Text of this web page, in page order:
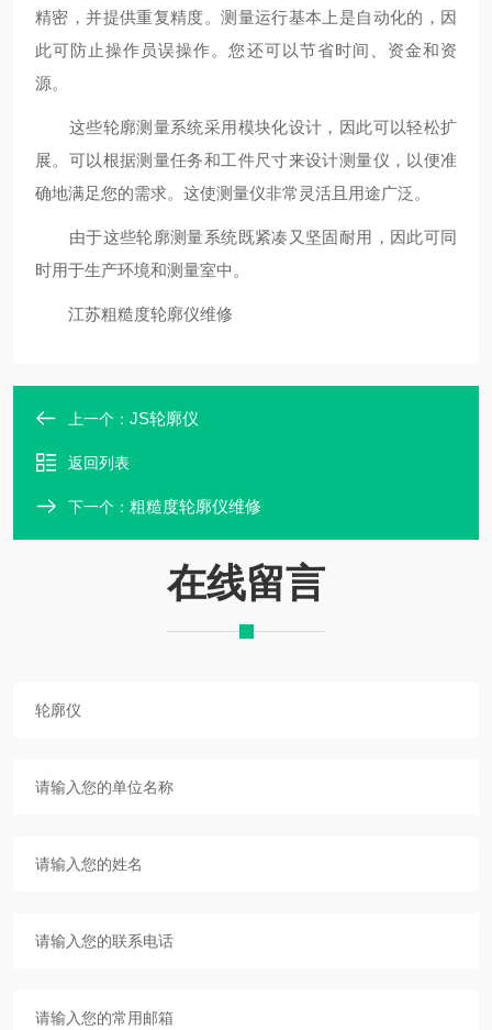
精密，并提供重复精度。测量运行基本上是自动化的，因
此可防止操作员误操作。您还可以节省时间、资金和资
源。
这些轮廓测量系统采用模块化设计，因此可以轻松扩
展。可以根据测量任务和工件尺寸来设计测量仪，以便准
确地满足您的需求。这使测量仪非常灵活且用途广泛。
由于这些轮廓测量系统既紧凑又坚固耐用，因此可同
时用于生产环境和测量室中。
江苏粗糙度轮廓仪维修
上一个： JS轮廓仪
返回列表
下一个： 粗糙度轮廓仪维修
在线留言